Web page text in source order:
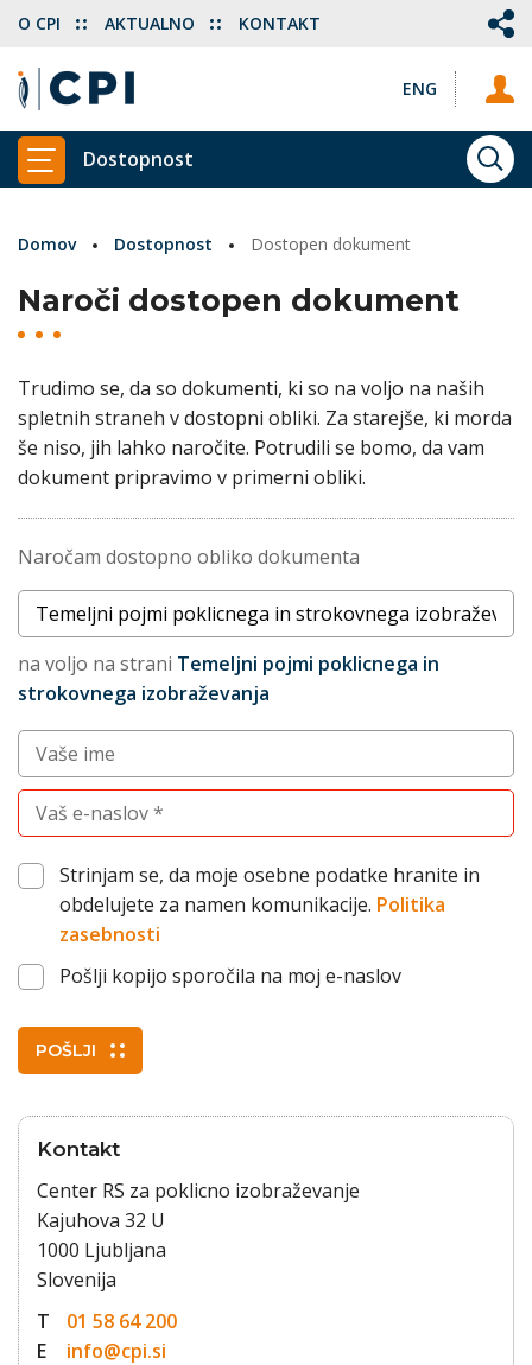
ENG
O CPI AKTUALNO KONTAKT
PRIKAŽI GLAVNI MENI
Dostopnost
Domov Dostopnost Dostopen dokument
Naroči dostopen dokument
Trudimo se, da so dokumenti, ki so na voljo na naših
spletnih straneh v dostopni obliki. Za starejše, ki morda
še niso, jih lahko naročite. Potrudili se bomo, da vam
dokument pripravimo v primerni obliki.
Naročam dostopno obliko dokumenta
Naslov dokumenta
na voljo na strani Temeljni pojmi poklicnega in
strokovnega izobraževanja
Vnesite vaše ime (po želji)
Vnesite vaš elektronski naslov (obvezno)
Strinjam se, da moje osebne podatke hranite in
obdelujete za namen komunikacije. Politika
zasebnosti
Pošlji kopijo sporočila na moj e-naslov
POŠLJI
Kontakt
Center RS za poklicno izobraževanje
Kajuhova 32 U
1000 Ljubljana
Slovenija
T
01 58 64 200
E
info@cpi.si